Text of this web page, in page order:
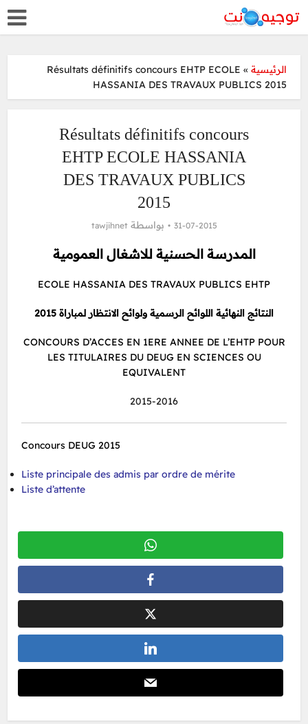
الرئيسية »
Résultats définitifs concours EHTP ECOLE
HASSANIA DES TRAVAUX PUBLICS 2015
Résultats définitifs concours
EHTP ECOLE HASSANIA
DES TRAVAUX PUBLICS
2015
31-07-2015 بواسطةtawjihnet
المدرسة الحسنية للاشغال العمومية
ECOLE HASSANIA DES TRAVAUX PUBLICS EHTP
النتائج النهائية اللوائح الرسمية ولوائح الانتظار لمباراة 2015
CONCOURS D’ACCES EN 1ERE ANNEE DE L’EHTP POUR
LES TITULAIRES DU DEUG EN SCIENCES OU
EQUIVALENT
2015-2016
Concours DEUG 2015
Liste principale des admis par ordre de mérite
Liste d’attente